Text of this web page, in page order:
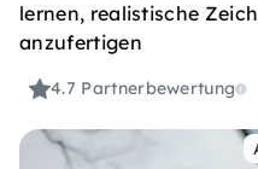
lernen, realistische
anzufertigen
4.7 Partnerbewertung